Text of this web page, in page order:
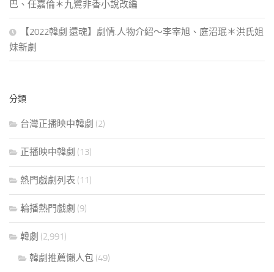
巴、任嘉倫＊九鷺非香小說改編
【2022韓劇 還魂】劇情.人物介紹～李宰旭、庭沼珉＊洪氏姐
妹新劇
分類
台灣正播映中韓劇 (2)
正播映中韓劇 (13)
熱門戲劇列表 (11)
輪播熱門戲劇 (9)
韓劇 (2,991)
韓劇推薦懶人包 (49)